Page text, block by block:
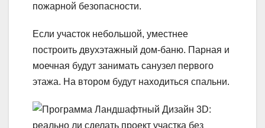
пожарной безопасности.
Если участок небольшой, уместнее
построить двухэтажный дом-баню. Парная и
моечная будут занимать санузел первого
этажа. На втором будут находиться спальни.